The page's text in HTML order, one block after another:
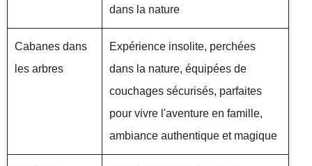
dans la nature
Cabanes dans
les arbres
Expérience insolite, perchées
dans la nature, équipées de
couchages sécurisés, parfaites
pour vivre l'aventure en famille,
ambiance authentique et magique